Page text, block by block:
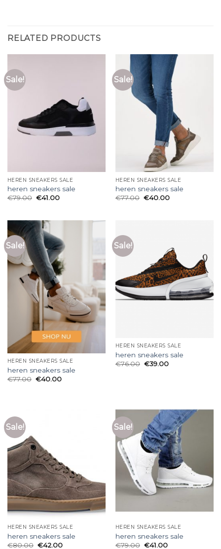
RELATED PRODUCTS
Sale!
HEREN SNEAKERS SALE
heren sneakers sale
€79.00 €41.00
Sale!
HEREN SNEAKERS SALE
heren sneakers sale
€77.00 €40.00
Sale!
HEREN SNEAKERS SALE
heren sneakers sale
€77.00 €40.00
Sale!
HEREN SNEAKERS SALE
heren sneakers sale
€76.00 €39.00
Sale!
HEREN SNEAKERS SALE
heren sneakers sale
€80.00 €42.00
Sale!
HEREN SNEAKERS SALE
heren sneakers sale
€79.00 €41.00